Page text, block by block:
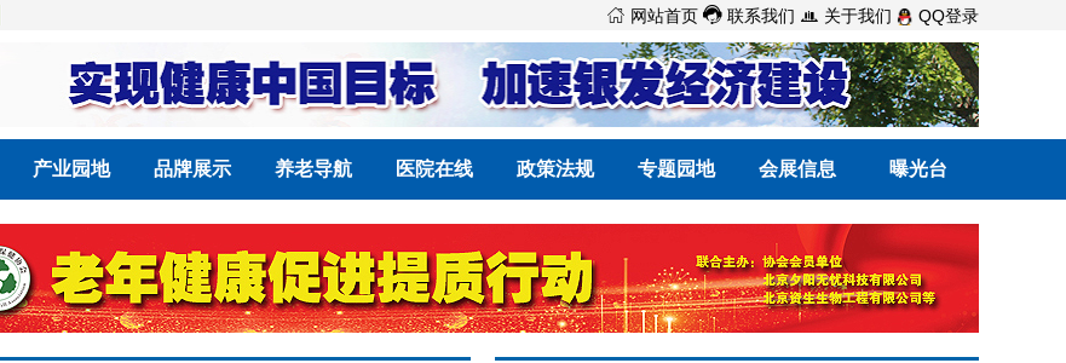
 网站首页  联系我们  关于我们 QQ登录
产业园地 品牌展示 养老导航 医院在线 政策法规 专题园地 会展信息 曝光台